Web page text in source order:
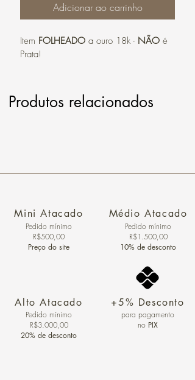
Adicionar ao carrinho
Item FOLHEADO a ouro 18k - NÃO é
Prata!
Produtos relacionados
Mini Atacado
Pedido ​mínimo
R$500,00
Preço do site
Alto Atacado
Pedido mínimo
R$3.000,00
20% de desconto
Médio Atacado
Pedido mínimo
R$1.500,00
10% de desconto
+5% Desconto
para pagamento
no PIX